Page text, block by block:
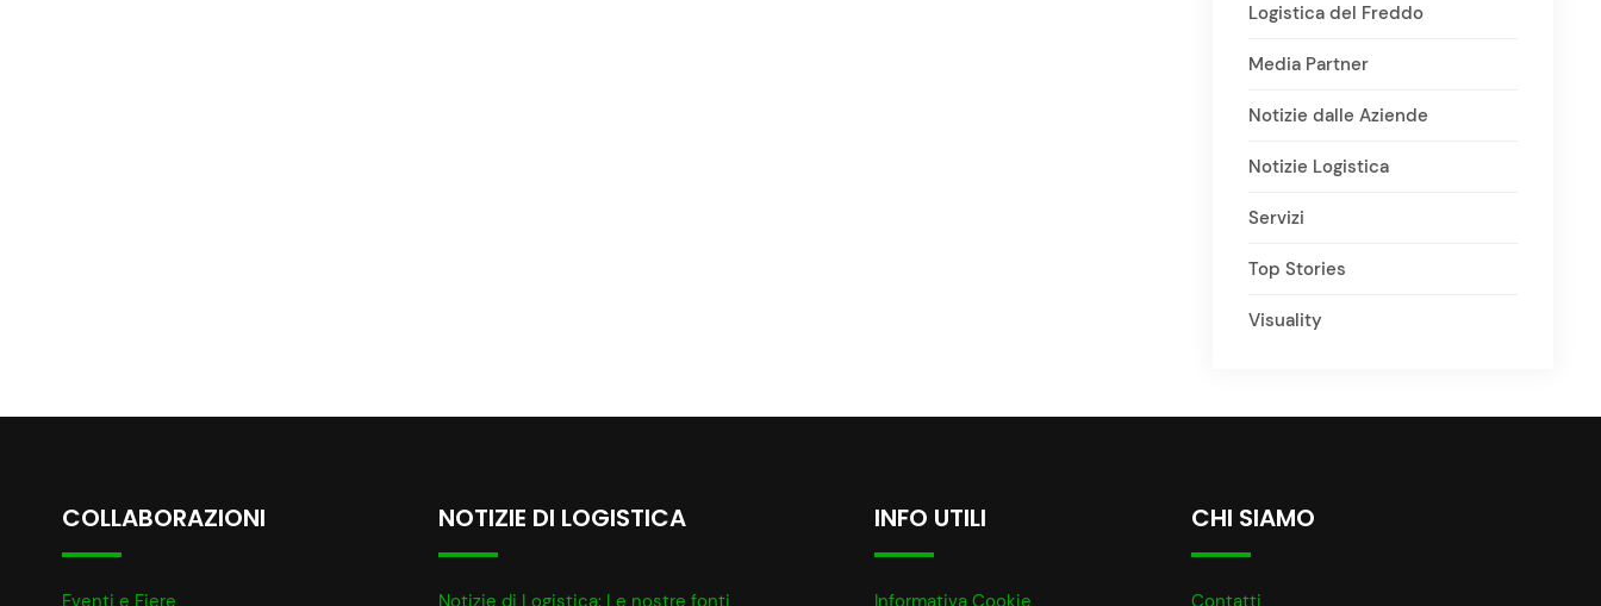
Logistica del Freddo
Media Partner
Notizie dalle Aziende
Notizie Logistica
Servizi
Top Stories
Visuality
COLLABORAZIONI
Eventi e Fiere
NOTIZIE DI LOGISTICA
Notizie di Logistica: Le nostre fonti
INFO UTILI
Informativa Cookie
CHI SIAMO
Contatti